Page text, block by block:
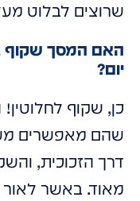
שרוצים לבלוט
האם המסך שקוף
יום?
שהם מאפשרים
דרך הזכוכית,
מאוד. באשר לאור